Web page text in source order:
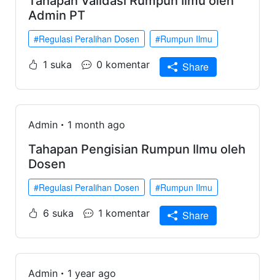
Admin PT
#Regulasi Peralihan Dosen #Rumpun Ilmu
1 suka 0 komentar Share
Admin 1 month ago
Tahapan Pengisian Rumpun Ilmu oleh
Dosen
#Regulasi Peralihan Dosen #Rumpun Ilmu
6 suka 1 komentar Share
Admin 1 year ago